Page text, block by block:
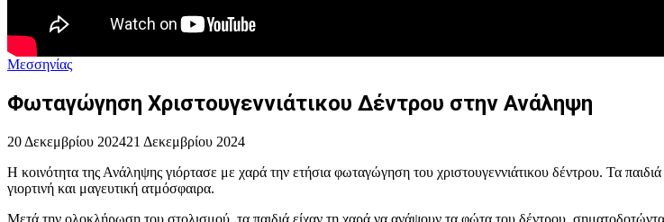
Μεσσηνίας
Φωταγώγηση Χριστουγεννιάτικου Δέντρου στην Ανάληψη
20 Δεκεμβρίου 202421 Δεκεμβρίου 2024
Η κοινότητα της Ανάληψης γιόρτασε με χαρά την ετήσια φωταγώγηση του χριστουγεννιάτικου δέντρου. Τα
γιορτινή και μαγευτική ατμόσφαιρα.
Μετά την ολοκλήρωση του στολισμού, τα παιδιά είχαν τη χαρά να ανάψουν τα φώτα του δέντρου,